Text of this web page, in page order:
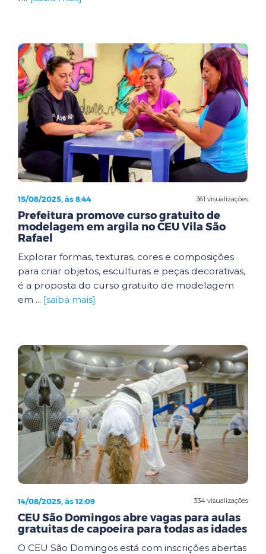
361 visualizações
15/08/2025, às 8:44
Prefeitura promove curso gratuito de
modelagem em argila no CEU Vila São
Rafael
Explorar formas, texturas, cores e composições
para criar objetos, esculturas e peças decorativas,
é a proposta do curso gratuito de modelagem
em ... [saiba mais]
334 visualizações
14/08/2025, às 12:09
CEU São Domingos abre vagas para aulas
gratuitas de capoeira para todas as idades
O CEU São Domingos está com inscrições abertas